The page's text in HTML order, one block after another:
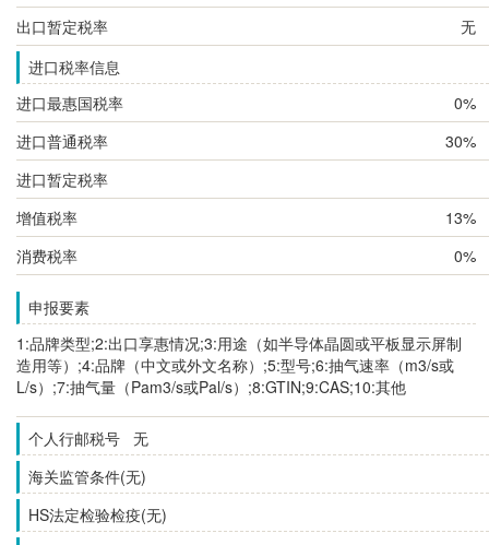
出口暂定税率
无
进口税率信息
进口最惠国税率
0%
进口普通税率
30%
进口暂定税率
增值税率
13%
消费税率
0%
申报要素
1:品牌类型;2:出口享惠情况;3:用途（如半导体晶圆或平板显示屏制
造用等）;4:品牌（中文或外文名称）;5:型号;6:抽气速率（m3/s或
L/s）;7:抽气量（Pam3/s或Pal/s）;8:GTIN;9:CAS;10:其他
个人行邮税号 无
海关监管条件(无)
HS法定检验检疫(无)